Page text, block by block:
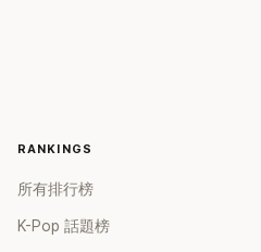
RANKINGS
所有排行榜
K-Pop 話題榜